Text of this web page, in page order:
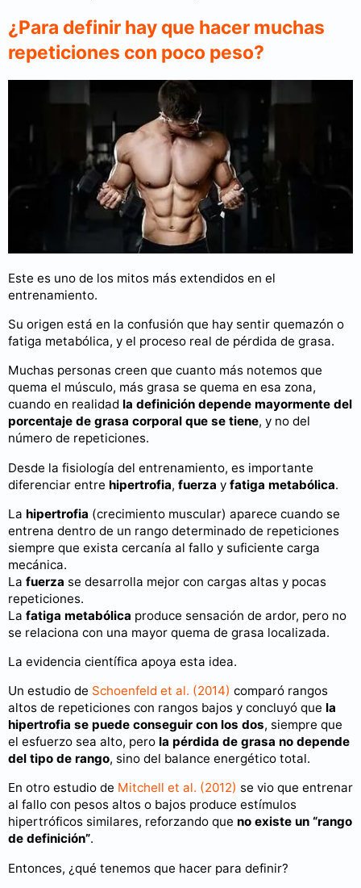
¿Para definir hay que hacer muchas
repeticiones con poco peso?
Este es uno de los mitos más extendidos en el
entrenamiento.
Su origen está en la confusión que hay sentir quemazón o
fatiga metabólica, y el proceso real de pérdida de grasa.
Muchas personas creen que cuanto más notemos que
quema el músculo, más grasa se quema en esa zona,
cuando en realidad la definición depende mayormente del
porcentaje de grasa corporal que se tiene, y no del
número de repeticiones.
Desde la fisiología del entrenamiento, es importante
diferenciar entre hipertrofia, fuerza y fatiga metabólica.
La hipertrofia (crecimiento muscular) aparece cuando se
entrena dentro de un rango determinado de repeticiones
siempre que exista cercanía al fallo y suficiente carga
mecánica.
La fuerza se desarrolla mejor con cargas altas y pocas
repeticiones.
La fatiga metabólica produce sensación de ardor, pero no
se relaciona con una mayor quema de grasa localizada.
La evidencia científica apoya esta idea.
Un estudio de Schoenfeld et al. (2014) comparó rangos
altos de repeticiones con rangos bajos y concluyó que la
hipertrofia se puede conseguir con los dos, siempre que
el esfuerzo sea alto, pero la pérdida de grasa no depende
del tipo de rango, sino del balance energético total.
En otro estudio de Mitchell et al. (2012) se vio que entrenar
al fallo con pesos altos o bajos produce estímulos
hipertróficos similares, reforzando que no existe un “rango
de definición”.
Entonces, ¿qué tenemos que hacer para definir?